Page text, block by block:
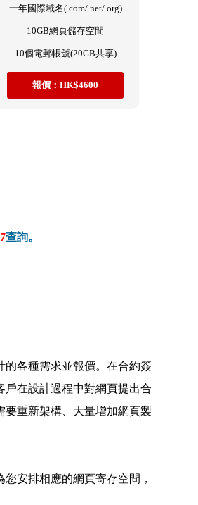
一年國際域名(.com/.net/.org)
10GB網頁儲存空間
10個電郵帳號(20GB共享)
報價：HK$4600
查詢。
各種需求並報價。在合約簽
在設計過程中對網頁提出合
重新架構、大量增加網頁製
安排相應的網頁寄存空間，